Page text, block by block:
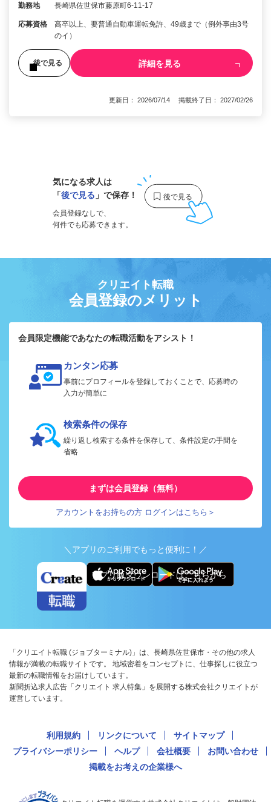
勤務地 長崎県佐世保市藤原町6-11-17
応募資格
高卒以上、要普通自動車運転免許、49歳まで（例外事由3号
のイ）
後で見る 詳細を見る
更新日： 2026/07/14 掲載終了日： 2027/02/26
気になる求人は
「後で見る 」で保存！
会員登録なしで、
何件でも応募できます。
クリエイト転職
会員登録のメリット
会員限定機能であなたの転職活動をアシスト！
カンタン応募
事前にプロフィールを登録しておくことで、応募時の
入力が簡単に
検索条件の保存
繰り返し検索する条件を保存して、条件設定の手間を
省略
まずは会員登録（無料）
アカウントをお持ちの方 ログインはこちら＞
＼アプリのご利用でもっと便利に！／
アプリ版ダウンロードはこちらから
「クリエイト転職 (ジョブターミナル)」は、長崎県佐世保市・その他の求人
情報が満載の転職サイトです。 地域密着をコンセプトに、仕事探しに役立つ
最新の転職情報をお届けしています。
新聞折込求人広告「クリエイト 求人特集」を展開する株式会社クリエイトが
運営しています。
利用規約 リンクについて
サイトマップ
プライバシーポリシー
ヘルプ 会社概要
お問い合わせ
掲載をお考えの企業様へ